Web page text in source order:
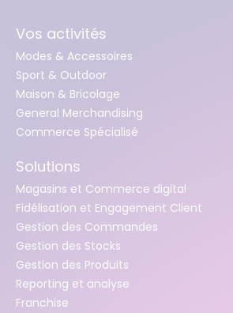
Vos activités
Modes & Accessoires
Sport & Outdoor
Maison & Bricolage
General Merchandising
Commerce Spécialisé
Solutions
Magasins et Commerce digital
Fidélisation et Engagement Client
Gestion des Commandes
Gestion des Stocks
Gestion des Produits
Reporting et analyse
Franchise